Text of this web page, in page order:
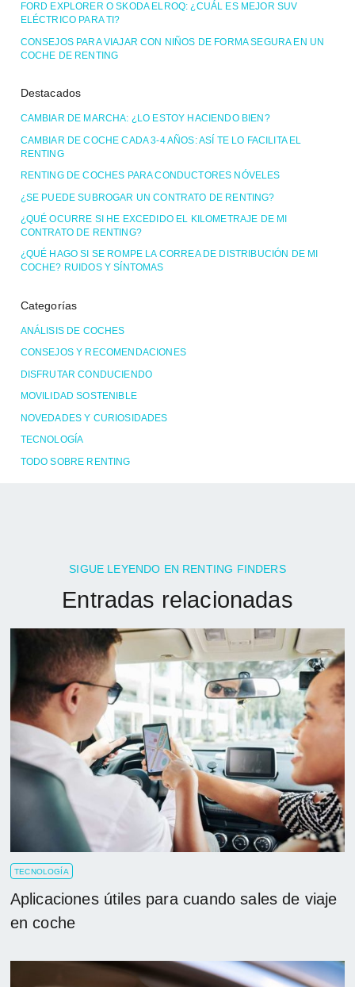
FORD EXPLORER O SKODA ELROQ: ¿CUÁL ES MEJOR SUV
ELÉCTRICO PARA TI?
CONSEJOS PARA VIAJAR CON NIÑOS DE FORMA SEGURA EN UN
COCHE DE RENTING
Destacados
CAMBIAR DE MARCHA: ¿LO ESTOY HACIENDO BIEN?
CAMBIAR DE COCHE CADA 3-4 AÑOS: ASÍ TE LO FACILITA EL
RENTING
RENTING DE COCHES PARA CONDUCTORES NÓVELES
¿SE PUEDE SUBROGAR UN CONTRATO DE RENTING?
¿QUÉ OCURRE SI HE EXCEDIDO EL KILOMETRAJE DE MI
CONTRATO DE RENTING?
¿QUÉ HAGO SI SE ROMPE LA CORREA DE DISTRIBUCIÓN DE MI
COCHE? RUIDOS Y SÍNTOMAS
Categorías
ANÁLISIS DE COCHES
CONSEJOS Y RECOMENDACIONES
DISFRUTAR CONDUCIENDO
MOVILIDAD SOSTENIBLE
NOVEDADES Y CURIOSIDADES
TECNOLOGÍA
TODO SOBRE RENTING
SIGUE LEYENDO EN RENTING FINDERS
Entradas relacionadas
TECNOLOGÍA
Aplicaciones útiles para cuando sales de viaje
en coche